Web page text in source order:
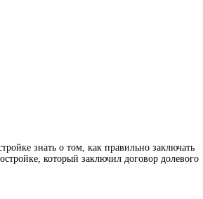
знать о том, как правильно заключать
который заключил договор долевого